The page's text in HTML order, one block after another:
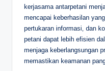
kerjasama antarpetani
mencapai keberhasilan
pertukaran informasi, dan
petani dapat lebih efisien
menjaga keberlangsungan
memastikan keamanan